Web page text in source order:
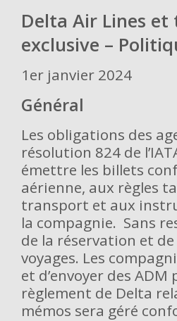
Delta Air Lines
exclusive –
1er janvier 2024
Général
Les obligations des
résolution 824 de
émettre les billets
aérienne, aux règles
transport et aux
la compagnie. Sans
de la réservation et
voyages. Les
et d’envoyer des
règlement de Delta
mémos sera géré